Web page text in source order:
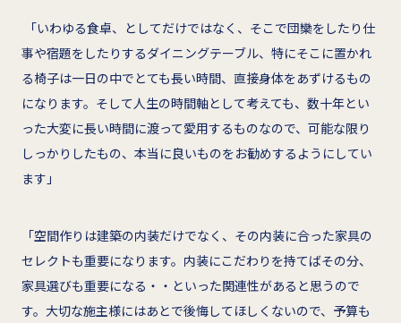
「いわゆる食卓、としてだけではなく、そこで団欒をしたり仕
事や宿題をしたりするダイニングテーブル、特にそこに置かれ
る椅子は一日の中でとても長い時間、直接身体をあずけるもの
になります。そして人生の時間軸として考えても、数十年とい
った大変に長い時間に渡って愛用するものなので、可能な限り
しっかりしたもの、本当に良いものをお勧めするようにしてい
ます」
「空間作りは建築の内装だけでなく、その内装に合った家具の
セレクトも重要になります。内装にこだわりを持てばその分、
家具選びも重要になる・・といった関連性があると思うので
す。大切な施主様にはあとで後悔してほしくないので、予算も